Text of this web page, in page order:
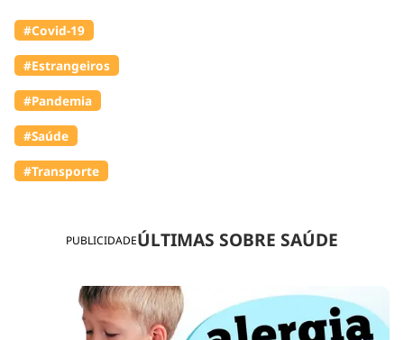
PUBLICIDADEÚLTIMAS SOBRE SAÚDE
#Covid-19
#Estrangeiros
#Pandemia
#Saúde
#Transporte